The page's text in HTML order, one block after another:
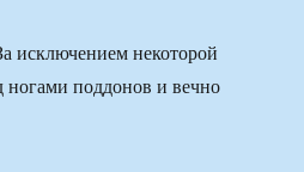
исключением некоторой
поддонов и вечно